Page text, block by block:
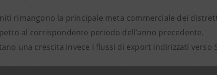
rimangono la principale meta commerciale dei
al corrispondente periodo dell’anno precedente.
una crescita invece i flussi di export indirizzati verso
dati sugli ammortizzatori sociali presenta un quadro